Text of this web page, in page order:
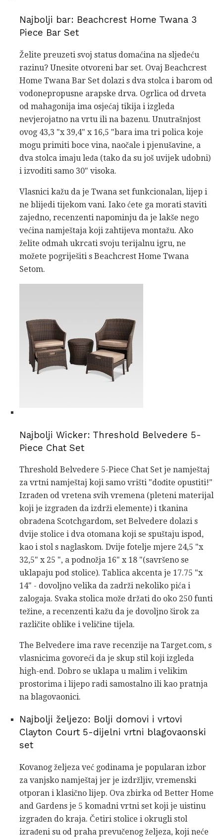
Najbolji bar: Beachcrest Home Twana 3
Piece Bar Set
Želite preuzeti svoj status domaćina na sljedeću
razinu? Unesite otvoreni bar set. Ovaj Beachcrest
Home Twana Bar Set dolazi s dva stolca i barom od
vodonepropusne arapske drva. Ogrlica od drveta
od mahagonija ima osjećaj tikija i izgleda
nevjerojatno na vrtu ili na bazenu. Unutrašnjost
ovog 43,3 "x 39,4" x 16,5 "bara ima tri polica koje
mogu primiti boce vina, naočale i pjenušavine, a
dva stolca imaju leđa (tako da su još uvijek udobni)
i izvoditi samo 30" visoka.
Vlasnici kažu da je Twana set funkcionalan, lijep i
ne blijedi tijekom vani. Iako ćete ga morati staviti
zajedno, recenzenti napominju da je lakše nego
većina namještaja koji zahtijeva montažu. Ako
želite odmah ukrcati svoju terijalnu igru, ne
možete pogriješiti s Beachcrest Home Twana
Setom.
Najbolji Wicker: Threshold Belvedere 5-
Piece Chat Set
Threshold Belvedere 5-Piece Chat Set je namještaj
za vrtni namještaj koji samo vrišti "dođite opustiti!"
Izrađen od vretena svih vremena (pleteni materijal
koji je izgrađen da izdrži elemente) i tkanina
obrađena Scotchgardom, set Belvedere dolazi s
dvije stolice i dva otomana koji se spuštaju ispod,
kao i stol s naglaskom. Dvije fotelje mjere 24,5 "x
32,5" x 25 ", a podnožja 16" x 18 "(savršeno se
uklapaju pod stolice). Tablica akcenta je 17.75 "x
14" - dovoljno velika da zadrži nekoliko pića i
zalogaja. Svaka stolica može držati do oko 250 funti
težine, a recenzenti kažu da je dovoljno širok za
različite oblike i veličine tijela.
The Belvedere ima rave recenzije na Target.com, s
vlasnicima govoreći da je skup stil koji izgleda
high-end. Dobro se uklapa u malim i velikim
prostorima i lijepo radi samostalno ili kao pratnja
na blagovaonici.
Najbolji željezo: Bolji domovi i vrtovi
Clayton Court 5-dijelni vrtni blagovaonski
set
Kovanog željeza već godinama je popularan izbor
za vanjsko namještaj jer je izdržljiv, vremenski
otporan i klasično lijep. Ova zbirka od Better Home
and Gardens je 5 komadni vrtni set koji je uistinu
izgrađen do kraja. Četiri stolice i okrugli stol
izrađeni su od praha prevučenog željeza, koji neće